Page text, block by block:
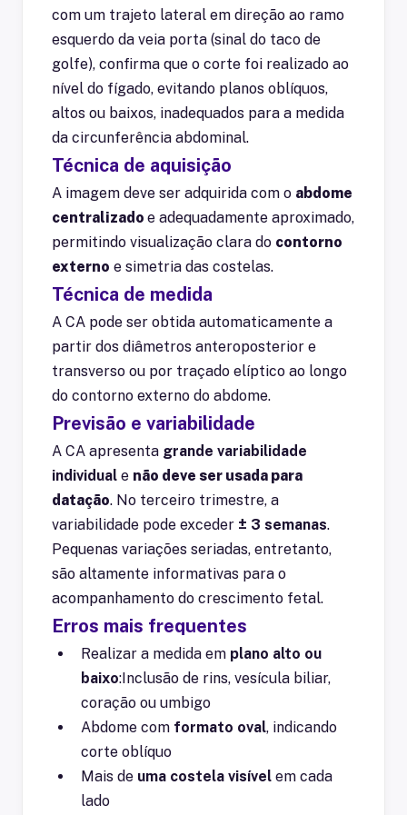
com um trajeto lateral em direção ao ramo
esquerdo da veia porta (sinal do taco de
golfe), confirma que o corte foi realizado ao
nível do fígado, evitando planos oblíquos,
altos ou baixos, inadequados para a medida
da circunferência abdominal.
Técnica de aquisição
A imagem deve ser adquirida com o abdome
centralizado e adequadamente aproximado,
permitindo visualização clara do contorno
externo e simetria das costelas.
Técnica de medida
A CA pode ser obtida automaticamente a
partir dos diâmetros anteroposterior e
transverso ou por traçado elíptico ao longo
do contorno externo do abdome.
Previsão e variabilidade
A CA apresenta grande variabilidade
individual e não deve ser usada para
datação. No terceiro trimestre, a
variabilidade pode exceder ± 3 semanas.
Pequenas variações seriadas, entretanto,
são altamente informativas para o
acompanhamento do crescimento fetal.
Erros mais frequentes
Realizar a medida em plano alto ou
baixo:Inclusão de rins, vesícula biliar,
coração ou umbigo
Abdome com formato oval, indicando
corte oblíquo
Mais de uma costela visível em cada
lado